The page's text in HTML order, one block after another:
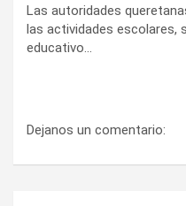
Las autoridades
las actividades escolares,
educativo…
Dejanos un comentario: